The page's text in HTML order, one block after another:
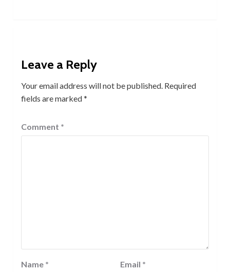
Leave a Reply
Your email address will not be published. Required
fields are marked*
Comment *
Name * Email *